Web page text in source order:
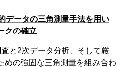
データの三角測量手法を用い
クの確立
と2次データ分析、そして厳
めの強固な三角測量を組み合わ